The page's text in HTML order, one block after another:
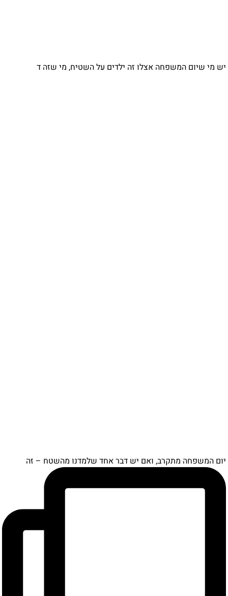
יש מי שיום המשפחה אצלו זה ילדים על השטיח, מי שזה ד
יום המשפחה מתקרב, ואם יש דבר אחד שלמדנו מהשטח – זה